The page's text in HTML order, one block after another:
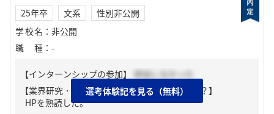
25年卒 文系
性別非公開
学校名 ： 非公開
職種 ： -
【インターンシップの参加】
参加しなかった
【業界研究・企業研究はどんな風にしましたか？】
HPを熟読した。
選考体験記を見る（無料）